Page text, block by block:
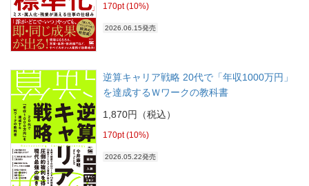
170pt (10%)
2026.06.15発売
逆算キャリア戦略 20代で「年収1000万円」
を達成するＷワークの教科書
1,870円（税込）
170pt (10%)
2026.05.22発売